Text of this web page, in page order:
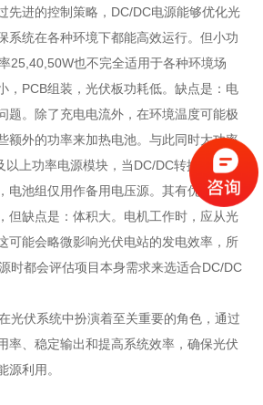
先进的控制策略，DC/DC电源能够优化光
系统在各种环境下都能高效运行‌。但小功
25,40,50W也不完全适用于各种环境场
，PCB组装，光伏板功耗低。缺点是：电
题。除了充电电流外，在环境温度可能极
额外的功率来加热电池。与此同时大功率
以上功率电源模块，当DC/DC转换器的功
电池组仅用作备用电压源。其有优点几乎
但缺点是：体积大。电机工作时，应从光
可能会略微影响光伏电站的发电效率，所
时都会评估项目本身需求来选适合DC/DC
光伏系统中扮演着至关重要的角色，通过
率、稳定输出和提高系统效率，确保光伏
源利用。